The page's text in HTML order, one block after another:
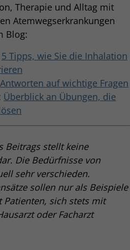
Therapie und Alltag mit
Atemwegserkrankungen
Blog:
5 Tipps, wie Sie die Inhalation
Antworten auf wichtige Fragen
Überblick an Übungen, die
Beitrags stellt keine
Die Bedürfnisse von
sehr verschieden.
sollen nur als Beispiele
Patienten, sich stets mit
oder Facharzt